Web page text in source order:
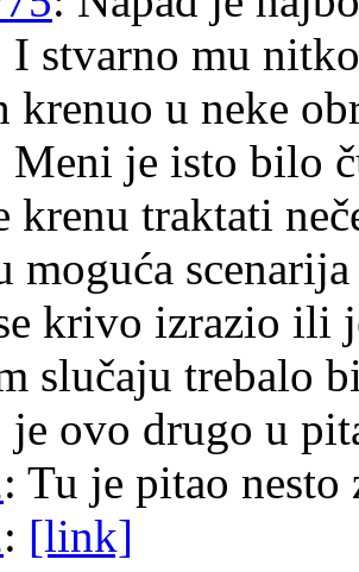
I stvarno mu
krenuo u neke
Meni je isto bilo
krenu traktati
moguća
krivo izrazio ili
slučaju trebalo
ovo drugo u
: Tu je pitao
: [link]